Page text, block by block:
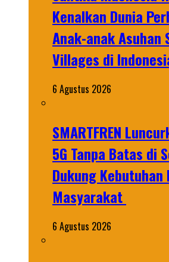
Kenalkan Dunia
Anak-anak Asuhan
Villages di
6 Agustus 2026
SMARTFREN
5G Tanpa Batas di
Dukung
Masyarakat
6 Agustus 2026